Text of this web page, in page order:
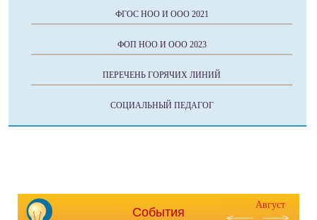
ФГОС НОО И ООО 2021
ФОП НОО И ООО 2023
ПЕРЕЧЕНЬ ГОРЯЧИХ ЛИНИЙ
СОЦИАЛЬНЫЙ ПЕДАГОГ
События
Август